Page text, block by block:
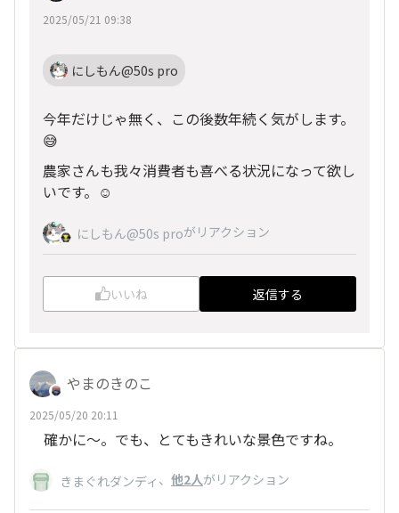
2025/05/21 09:38
にしもん@50s pro
今年だけじゃ無く、この後数年続く気がします。
😅
農家さんも我々消費者も喜べる状況になって欲し
いです。☺️
にしもん@50s proがリアクション
いいね 返信する
やまのきのこ
2025/05/20 20:11
確かに～。でも、とてもきれいな景色ですね。
きまぐれダンディ 、 他2人がリアクション